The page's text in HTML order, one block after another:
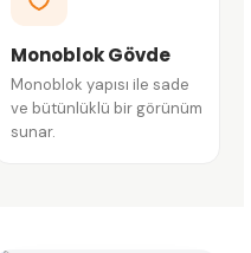
Monoblok Gövde
Monoblok yapısı ile sade
ve bütünlüklü bir görünüm
sunar.